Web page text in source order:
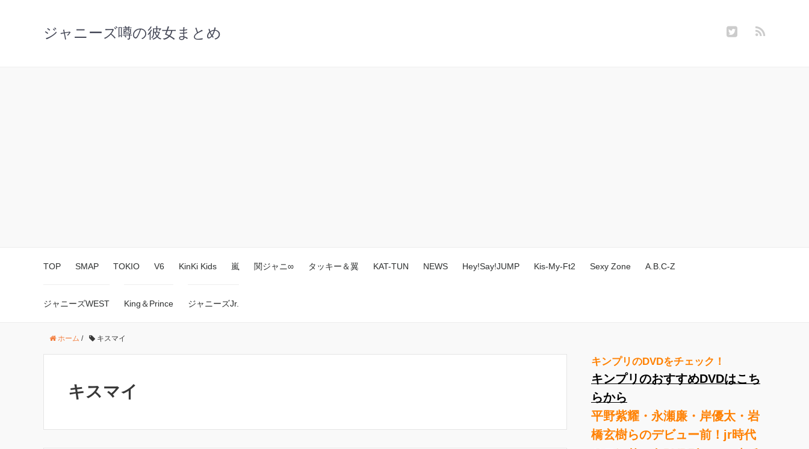
ジャニーズ噂の彼女まとめ
TOP SMAP TOKIO V6 KinKi Kids 嵐 関ジャニ∞ タッキー＆翼 KAT-TUN NEWS Hey!Say!JUMP Kis-My-Ft2 Sexy Zone A.B.C-Z
ジャニーズWEST King＆Prince ジャニーズJr.
ホーム / キスマイ
キスマイ
キンプリのDVDをチェック！
キンプリのおすすめDVDはこち
らから
平野紫耀・永瀬廉・岸優太・岩
橋玄樹らのデビュー前！jr時代